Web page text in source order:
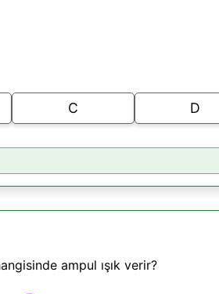
C D
ampul ışık verir?